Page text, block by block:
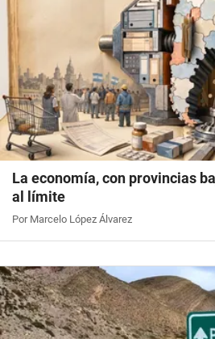
La economía, con provincias
al límite
Por Marcelo López Álvarez